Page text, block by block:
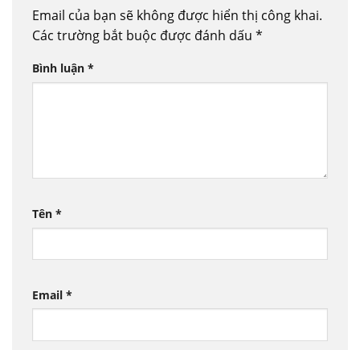
Email của bạn sẽ không được hiển thị công khai.
Các trường bắt buộc được đánh dấu *
Bình luận *
Tên *
Email *